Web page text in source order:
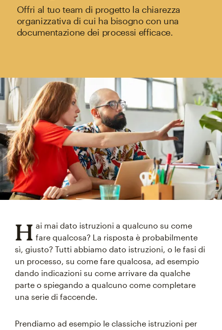
Offri al tuo team di progetto la chiarezza
organizzativa di cui ha bisogno con una
documentazione dei processi efficace.
H ai mai dato istruzioni a qualcuno su come
fare qualcosa? La risposta è probabilmente
sì, giusto? Tutti abbiamo dato istruzioni, o le fasi di
un processo, su come fare qualcosa, ad esempio
dando indicazioni su come arrivare da qualche
parte o spiegando a qualcuno come completare
una serie di faccende.
Prendiamo ad esempio le classiche istruzioni per